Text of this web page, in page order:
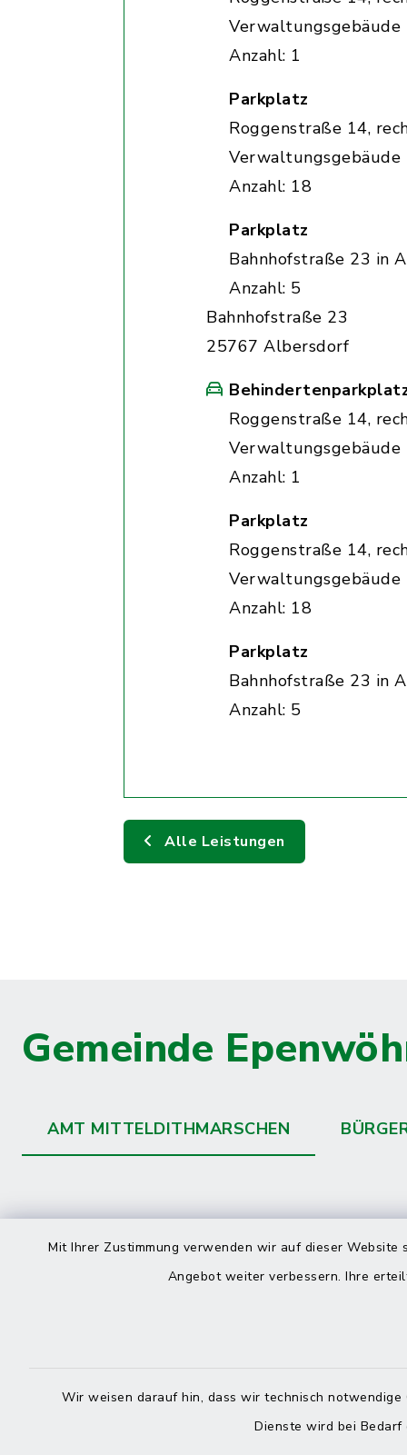
Mit Ihrer Zustimmung verwenden wir auf dieser
Angebot weiter verbessern. Ihre
Wir weisen darauf hin, dass wir technisch
Dienste wird bei
Verwaltungsgebäude
Anzahl: 1
Parkplatz
Roggenstraße 14,
Verwaltungsgebäude
Anzahl: 18
Parkplatz
Bahnhofstraße 23 in
Anzahl: 5
Bahnhofstraße 23
25767 Albersdorf
Roggenstraße 14,
Verwaltungsgebäude
Anzahl: 1
Parkplatz
Roggenstraße 14,
Verwaltungsgebäude
Anzahl: 18
Parkplatz
Bahnhofstraße 23 in
Anzahl: 5
Alle Leistungen
Gemeinde
AMT MITTELDITHMARSCHEN
Kontakt
Montag
Freitag